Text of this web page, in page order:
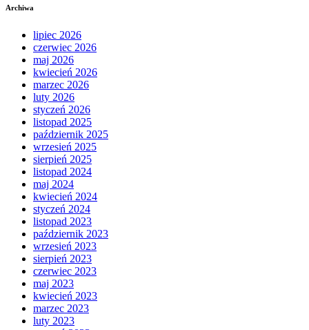
Archiwa
lipiec 2026
czerwiec 2026
maj 2026
kwiecień 2026
marzec 2026
luty 2026
styczeń 2026
listopad 2025
październik 2025
wrzesień 2025
sierpień 2025
listopad 2024
maj 2024
kwiecień 2024
styczeń 2024
listopad 2023
październik 2023
wrzesień 2023
sierpień 2023
czerwiec 2023
maj 2023
kwiecień 2023
marzec 2023
luty 2023